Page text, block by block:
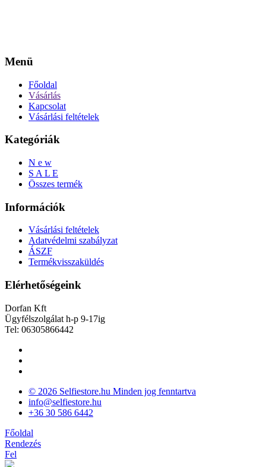
Menü
Főoldal
Vásárlás
Kapcsolat
Vásárlási feltételek
Kategóriák
N e w
S A L E
Összes termék
Információk
Vásárlási feltételek
Adatvédelmi szabályzat
ÁSZF
Termékvisszaküldés
Elérhetőségeink
Dorfan Kft
Ügyfélszolgálat h-p 9-17ig
Tel: 06305866442
© 2026 Selfiestore.hu Minden jog fenntartva
info@selfiestore.hu
+36 30 586 6442
Főoldal
Rendezés
Fel